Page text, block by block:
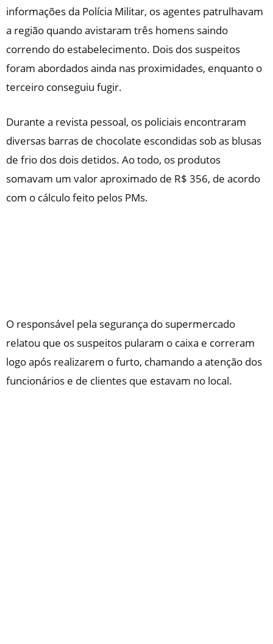
informações da Polícia Militar, os agentes patrulhavam
a região quando avistaram três homens saindo
correndo do estabelecimento. Dois dos suspeitos
foram abordados ainda nas proximidades, enquanto o
terceiro conseguiu fugir.
Durante a revista pessoal, os policiais encontraram
diversas barras de chocolate escondidas sob as blusas
de frio dos dois detidos. Ao todo, os produtos
somavam um valor aproximado de R$ 356, de acordo
com o cálculo feito pelos PMs.
O responsável pela segurança do supermercado
relatou que os suspeitos pularam o caixa e correram
logo após realizarem o furto, chamando a atenção dos
funcionários e de clientes que estavam no local.